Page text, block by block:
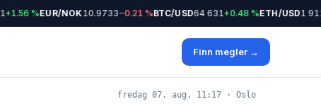
+1.56 %EUR/NOK10.9733−0.21 %BTC/USD64 631+0.48 %ETH/USD1 911
Finn megler →
fredag 07. aug. 11:17 · Oslo